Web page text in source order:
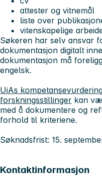
attester og vitnemål
liste over
vitenskapelige
Søkeren har selv ansvar
dokumentasjon digitalt
dokumentasjon må
engelsk.
UiAs
forskningsstillinger kan
med å dokumentere og
forhold til kriteriene.
Søknadsfrist: 15.
Kontaktinformasjon